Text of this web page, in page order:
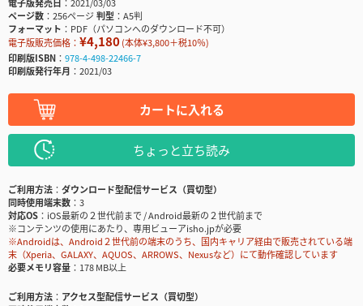
ページ数
256ページ判型
A5判
フォーマット
PDF（パソコンへのダウンロード不可）
電子版販売価格： ¥4,180(本体¥3,800＋税10％)
印刷版ISBN
978-4-498-22466-7
印刷版発行年月
2021/03
カートに入れる
ちょっと立ち読み
ご利用方法
ダウンロード型配信サービス（買切型）
同時使用端末数
3
対応OS
iOS最新の２世代前まで / Android最新の２世代前まで
※コンテンツの使用にあたり、専用ビューアisho.jpが必要
※Androidは、Android２世代前の端末のうち、国内キャリア経由で販売されている端
末（Xperia、GALAXY、AQUOS、ARROWS、Nexusなど）にて動作確認しています
必要メモリ容量
178 MB以上
ご利用方法
アクセス型配信サービス（買切型）